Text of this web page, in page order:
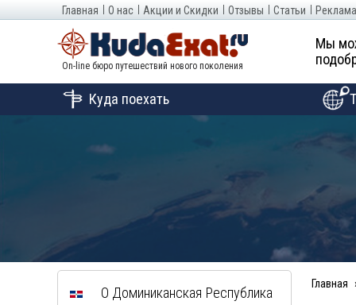
Главная О нас Акции и Скидки Отзывы Статьи
On-line бюро путешествий нового поколения
Мы
Куда поехать
Главная
О Доминиканская Республика